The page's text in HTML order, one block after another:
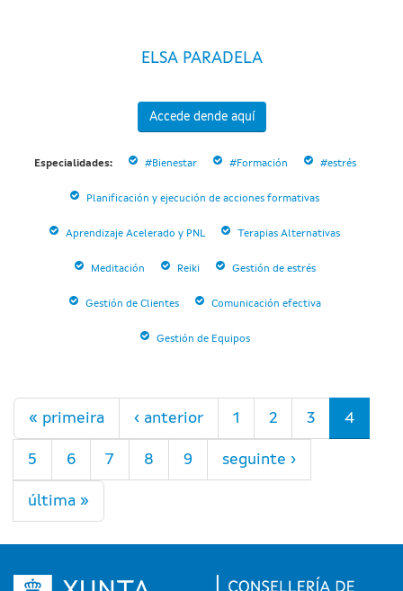
ELSA PARADELA
Accede dende aquí
Especialidades: #Bienestar #Formación #estrés
Planificación y ejecución de acciones formativas
Aprendizaje Acelerado y PNL Terapias Alternativas
Meditación Reiki Gestión de estrés
Gestión de Clientes Comunicación efectiva
Gestión de Equipos
Páxinas
« primeira ‹ anterior 1 2 3 4
5 6 7 8 9 seguinte ›
última »